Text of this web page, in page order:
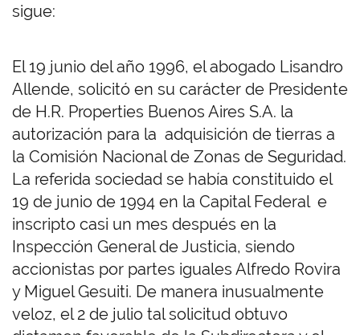
sigue:
El 19 junio del año 1996, el abogado Lisandro
Allende, solicitó en su carácter de Presidente
de H.R. Properties Buenos Aires S.A. la
autorización para la adquisición de tierras a
la Comisión Nacional de Zonas de Seguridad.
La referida sociedad se había constituido el
19 de junio de 1994 en la Capital Federal e
inscripto casi un mes después en la
Inspección General de Justicia, siendo
accionistas por partes iguales Alfredo Rovira
y Miguel Gesuiti. De manera inusualmente
veloz, el 2 de julio tal solicitud obtuvo